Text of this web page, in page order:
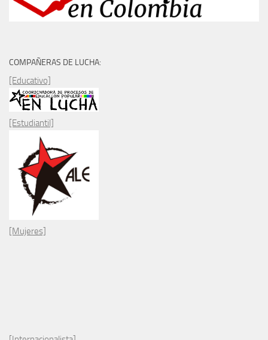
COMPAÑERAS DE LUCHA:
[Educativo]
[Estudiantil]
[Mujeres]